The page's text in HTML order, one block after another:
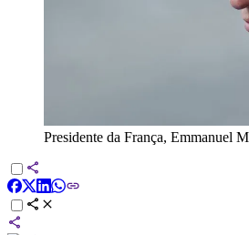
Presidente da França, Emmanuel